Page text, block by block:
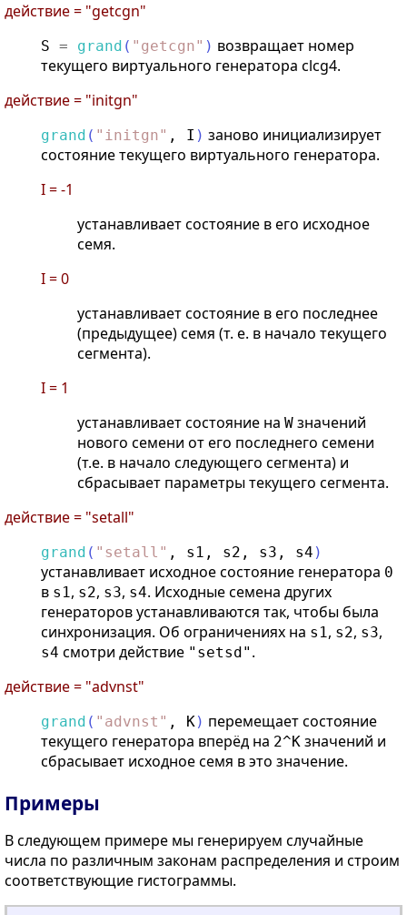
действие = "getcgn"
S = grand ( " getcgn" ) возвращает номер
текущего виртуального генератора clcg4.
действие = "initgn"
grand ( " initgn" , I ) заново инициализирует
состояние текущего виртуального генератора.
I = -1
устанавливает состояние в его исходное
семя.
I = 0
устанавливает состояние в его последнее
(предыдущее) семя (т. е. в начало текущего
сегмента).
I = 1
устанавливает состояние на W значений
нового семени от его последнего семени
(т.е. в начало следующего сегмента) и
сбрасывает параметры текущего сегмента.
действие = "setall"
grand ( " setall " , s1 , s2 , s3 , s4 )
устанавливает исходное состояние генератора 0
в s1, s2, s3, s4. Исходные семена других
генераторов устанавливаются так, чтобы была
синхронизация. Об ограничениях на s1, s2, s3,
s4 смотри действие "setsd" .
действие = "advnst"
grand ( " advnst " , K) перемещает состояние
текущего генератора вперёд на 2^K значений и
сбрасывает исходное семя в это значение.
Примеры
В следующем примере мы генерируем случайные
числа по различным законам распределения и строим
соответствующие гистограммы.